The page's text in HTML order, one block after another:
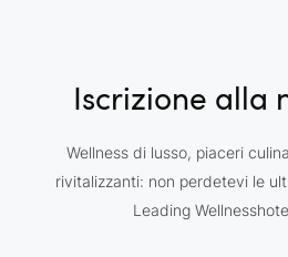
Iscrizione alla
Wellness di lusso, piaceri
rivitalizzanti: non perdetevi le
Leading